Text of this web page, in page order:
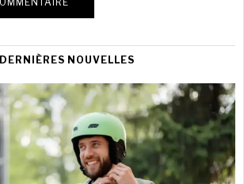
DERNIÈRES NOUVELLES